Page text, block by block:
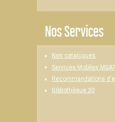
Nos Services
Nos catalogues
Services Mobiles
Recommandations
Bibliothèque 3D